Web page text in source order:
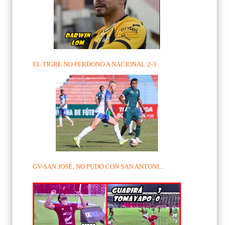
EL TIGRE NO PERDONO A NACIONAL:2-3
GV-SAN JOSÉ, NO PUDO CON SAN ANTONI...